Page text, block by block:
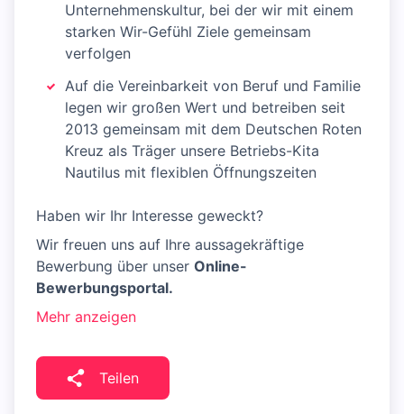
Unternehmenskultur, bei der wir mit einem
starken Wir-Gefühl Ziele gemeinsam
verfolgen
Auf die Vereinbarkeit von Beruf und Familie
legen wir großen Wert und betreiben seit
2013 gemeinsam mit dem Deutschen Roten
Kreuz als Träger unsere Betriebs-Kita
Nautilus mit flexiblen Öffnungszeiten
Haben wir Ihr Interesse geweckt?
Wir freuen uns auf Ihre aussagekräftige
Bewerbung über unser Online-
Bewerbungsportal.
Mehr anzeigen
Teilen